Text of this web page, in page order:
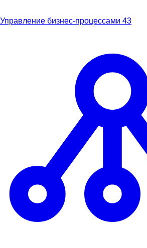
Управление бизнес-процессами 43